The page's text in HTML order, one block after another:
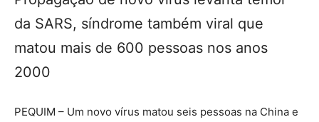
da SARS, síndrome também viral que
matou mais de 600 pessoas nos anos
2000
PEQUIM – Um novo vírus matou seis pessoas na China e